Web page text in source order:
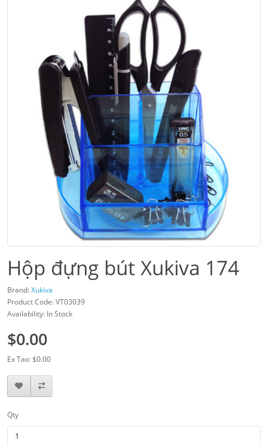
Hộp đựng bút Xukiva 174
Brand:Xukiva
Product Code: VT03039
Availability: In Stock
$0.00
Ex Tax: $0.00
Qty